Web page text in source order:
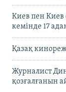
Киев пен Киев
кемінде 17
Қазақ
Журналист
қозғалғанын